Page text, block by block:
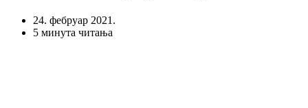
24. фебруар 2021.
5 минута читања